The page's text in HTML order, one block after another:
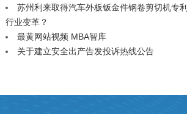
苏州利来取得汽车外板钣金件钢卷剪切机专
行业变革？
最黄网站视频 MBA智库
关于建立安全出产告发投诉热线公告